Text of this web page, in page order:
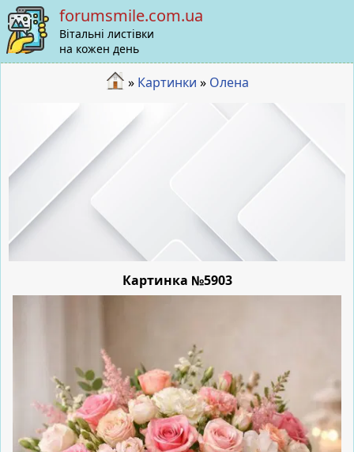
forumsmile.com.ua
Вітальні листівки
на кожен день
» Картинки » Олена
Картинка №5903